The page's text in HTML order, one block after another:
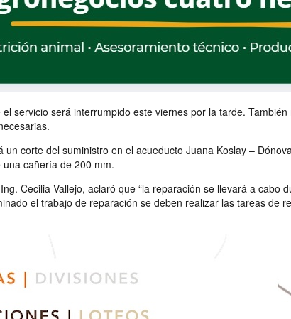
servicio será interrumpido este viernes por la tarde.
corte del suministro en el acueducto Juana Koslay –
cañería de 200 mm.
Cecilia Vallejo, aclaró que “la reparación se llevará a
el trabajo de reparación se deben realizar las tareas de